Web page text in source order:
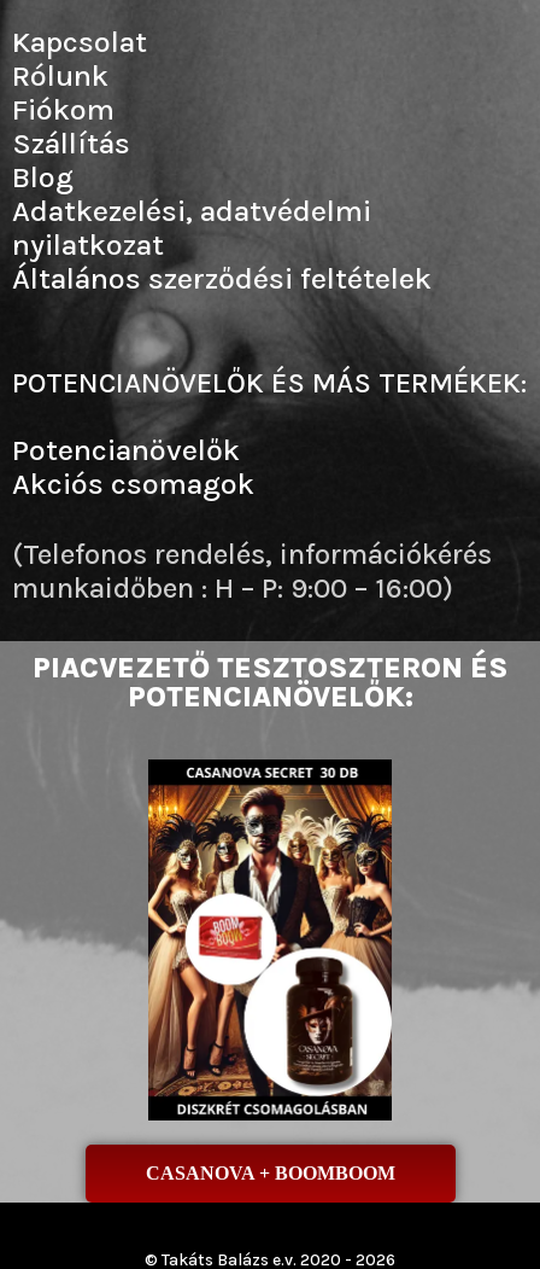
PIACVEZETŐ TESZTOSZTERON ÉS
POTENCIANÖVELŐK:
CASANOVA + BOOMBOOM
Kapcsolat
Rólunk
Fiókom
Szállítás
Blog
Adatkezelési, adatvédelmi
nyilatkozat
Általános szerződési feltételek
POTENCIANÖVELŐK ÉS MÁS TERMÉKEK:
Potencianövelők
Akciós csomagok
(Telefonos rendelés, információkérés
munkaidőben : H – P: 9:00 – 16:00)
© Takáts Balázs e.v. 2020 - 2026